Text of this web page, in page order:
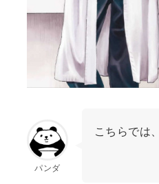
パンダ
こちらでは、